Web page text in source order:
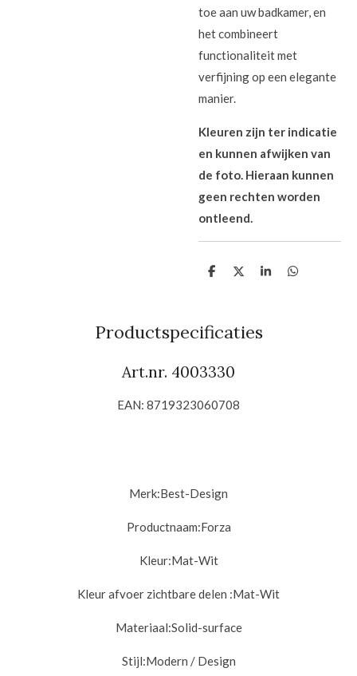
toe aan uw badkamer, en
het combineert
functionaliteit met
verfijning op een elegante
manier.
Kleuren zijn ter indicatie
en kunnen afwijken van
de foto. Hieraan kunnen
geen rechten worden
ontleend.
D
n
D
S
D
Productspecificaties
Art.nr. 4003330
EAN: 8719323060708
Merk:Best-Design
Productnaam:Forza
Kleur:Mat-Wit
Kleur afvoer zichtbare delen :Mat-Wit
Materiaal:Solid-surface
Stijl:Modern / Design